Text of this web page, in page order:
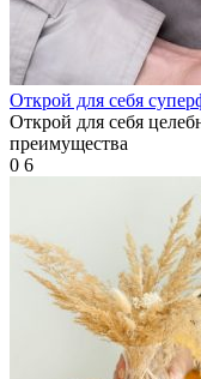
Открой для себя
Открой для себя
преимущества
0 6